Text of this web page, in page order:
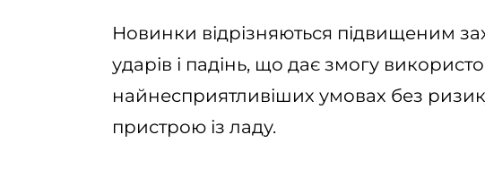
Новинки відрізняються підвищеним
ударів і падінь, що дає змогу
найнесприятливіших умовах без
пристрою із ладу.